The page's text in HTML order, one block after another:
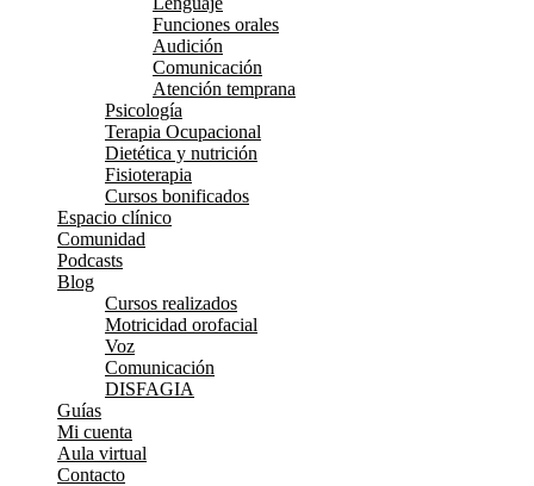
Funciones orales
Audición
Comunicación
Atención temprana
Psicología
Terapia Ocupacional
Dietética y nutrición
Fisioterapia
Cursos bonificados
Espacio clínico
Comunidad
Podcasts
Blog
Cursos realizados
Motricidad orofacial
Voz
Comunicación
DISFAGIA
Guías
Mi cuenta
Aula virtual
Contacto